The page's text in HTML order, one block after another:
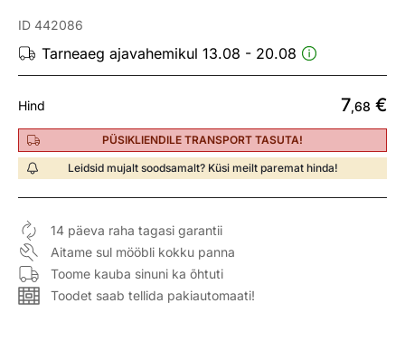
ID 442086
Tarneaeg ajavahemikul 13.08 - 20.08
Hind 7,68 €
PÜSIKLIENDILE TRANSPORT TASUTA!
Leidsid mujalt soodsamalt? Küsi meilt paremat hinda!
14 päeva raha tagasi garantii
Aitame sul mööbli kokku panna
Toome kauba sinuni ka õhtuti
Toodet saab tellida pakiautomaati!